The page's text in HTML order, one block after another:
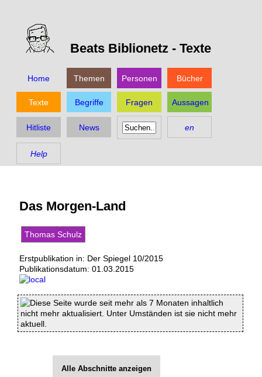
Beats Biblionetz - Texte
Home Themen Personen Bücher
Texte Begriffe Fragen Aussagen
Hitliste News en
Help
Das Morgen-Land
Thomas Schulz
Erstpublikation in: Der Spiegel 10/2015
Publikationsdatum: 01.03.2015
Diese Seite wurde seit mehr als 7 Monaten inhaltlich
nicht mehr aktualisiert. Unter Umständen ist sie nicht mehr
aktuell.
Alle Abschnitte anzeigen